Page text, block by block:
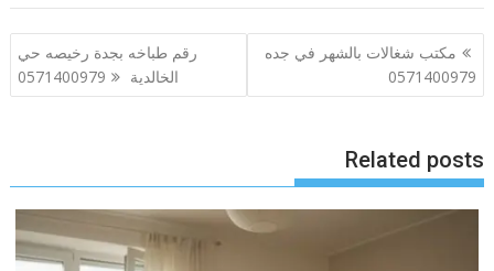
تصفّح
المقالات
مكتب شغالات بالشهر في جده
0571400979
رقم طباخه بجدة رخيصه حي
الخالدية 0571400979
Related posts